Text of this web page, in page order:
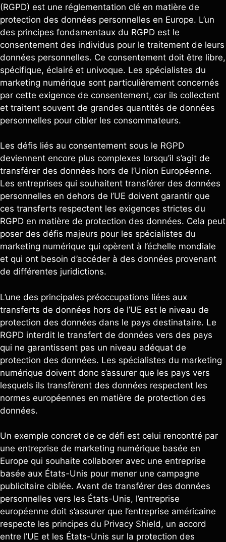
(RGPD) est une réglementation clé en matière de
protection des données personnelles en Europe. L’un
des principes fondamentaux du RGPD est le
consentement des individus pour le traitement de leurs
données personnelles. Ce consentement doit être libre,
spécifique, éclairé et univoque. Les spécialistes du
marketing numérique sont particulièrement concernés
par cette exigence de consentement, car ils collectent
et traitent souvent de grandes quantités de données
personnelles pour cibler les consommateurs.
Les défis liés au consentement sous le RGPD
deviennent encore plus complexes lorsqu’il s’agit de
transférer des données hors de l’Union Européenne.
Les entreprises qui souhaitent transférer des données
personnelles en dehors de l’UE doivent garantir que
ces transferts respectent les exigences strictes du
RGPD en matière de protection des données. Cela peut
poser des défis majeurs pour les spécialistes du
marketing numérique qui opèrent à l’échelle mondiale
et qui ont besoin d’accéder à des données provenant
de différentes juridictions.
L’une des principales préoccupations liées aux
transferts de données hors de l’UE est le niveau de
protection des données dans le pays destinataire. Le
RGPD interdit le transfert de données vers des pays
qui ne garantissent pas un niveau adéquat de
protection des données. Les spécialistes du marketing
numérique doivent donc s’assurer que les pays vers
lesquels ils transfèrent des données respectent les
normes européennes en matière de protection des
données.
Un exemple concret de ce défi est celui rencontré par
une entreprise de marketing numérique basée en
Europe qui souhaite collaborer avec une entreprise
basée aux États-Unis pour mener une campagne
publicitaire ciblée. Avant de transférer des données
personnelles vers les États-Unis, l’entreprise
européenne doit s’assurer que l’entreprise américaine
respecte les principes du Privacy Shield, un accord
entre l’UE et les États-Unis sur la protection des